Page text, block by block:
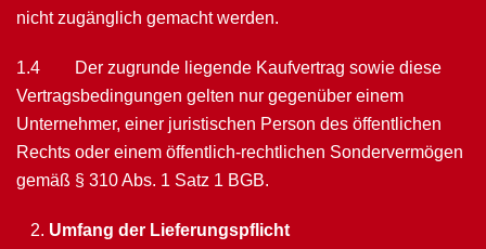
nicht zu­gänglich ge­macht werden.
1.4 Der zugrunde liegende Kaufvertrag sowie diese
Vertragsbedingungen gelten nur gegenüber einem
Unternehmer, einer juristischen Person des öffentlichen
Rechts oder einem öffentlich-rechtlichen Sondervermögen
gemäß § 310 Abs. 1 Satz 1 BGB.
Umfang der Lieferungspflicht